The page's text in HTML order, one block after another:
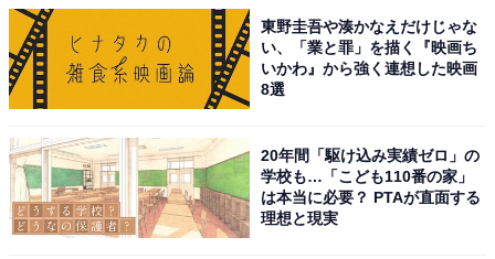
東野圭吾や湊かなえだけじゃな
い、「業と罪」を描く『映画ち
いかわ』から強く連想した映画
8選
20年間「駆け込み実績ゼロ」の
学校も…「こども110番の家」
は本当に必要？ PTAが直面する
理想と現実